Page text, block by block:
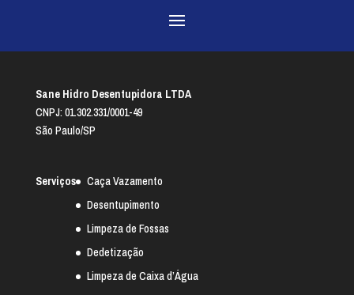
Sane Hidro Desentupidora LTDA
CNPJ: 01.302.331/0001-49
São Paulo/SP
Serviços
Caça Vazamento
Desentupimento
Limpeza de Fossas
Dedetização
Limpeza de Caixa d’Água